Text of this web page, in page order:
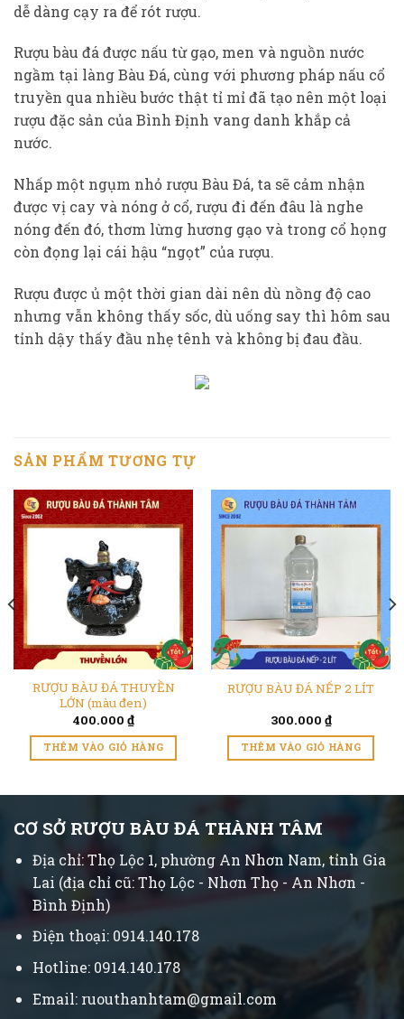
dễ dàng cạy ra để rót rượu.
Rượu bàu đá được nấu từ gạo, men và nguồn nước
ngầm tại làng Bàu Đá, cùng với phương pháp nấu cổ
truyền qua nhiều bước thật tỉ mỉ đã tạo nên một loại
rượu đặc sản của Bình Định vang danh khắp cả
nước.
Nhấp một ngụm nhỏ rượu Bàu Đá, ta sẽ cảm nhận
được vị cay và nóng ở cổ, rượu đi đến đâu là nghe
nóng đến đó, thơm lừng hương gạo và trong cổ họng
còn đọng lại cái hậu “ngọt” của rượu.
Rượu được ủ một thời gian dài nên dù nồng độ cao
nhưng vẫn không thấy sốc, dù uống say thì hôm sau
tỉnh dậy thấy đầu nhẹ tênh và không bị đau đầu.
SẢN PHẨM TƯƠNG TỰ
RƯỢU BÀU ĐÁ THUYỀN
LỚN (màu đen)
400.000 ₫
THÊM VÀO GIỎ HÀNG
RƯỢU BÀU ĐÁ NẾP 2 LÍT
300.000 ₫
THÊM VÀO GIỎ HÀNG
CƠ SỞ RƯỢU BÀU ĐÁ THÀNH TÂM
Địa chỉ: Thọ Lộc 1, phường An Nhơn Nam, tỉnh Gia
Lai (địa chỉ cũ: Thọ Lộc - Nhơn Thọ - An Nhơn -
Bình Định)
Điện thoại: 0914.140.178
Hotline: 0914.140.178
Email: ruouthanhtam@gmail.com